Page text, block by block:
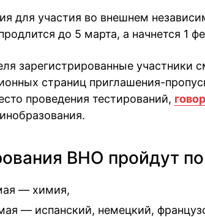
для участия во внешнем
до 5 марта, а начнется 1
зарегистрированные участники
страниц приглашения-
проведения тестирований,
ВНО пройдут
— химия,
— испанский, немецкий,